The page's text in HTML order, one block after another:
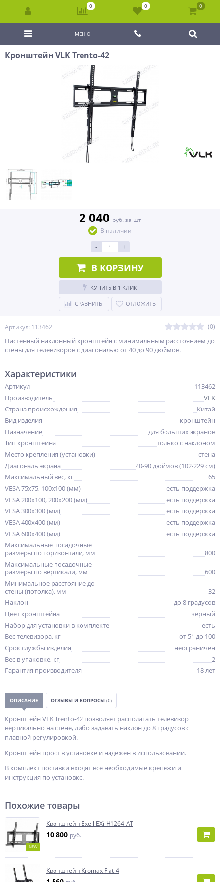
МЕНЮ
Кронштейн VLK Trento-42
Артикул: 113462 (0)
Настенный наклонный кронштейн с минимальным расстоянием до
стены для телевизоров с диагональю от 40 до 90 дюймов.
2 040 руб. за шт
В наличии
- +
В КОРЗИНУ
КУПИТЬ В 1 КЛИК
СРАВНИТЬ ОТЛОЖИТЬ
Характеристики
Артикул
113462
Производитель
VLK
Страна происхождения
Китай
Вид изделия
кронштейн
Назначение
для больших экранов
Тип кронштейна
только с наклоном
Место крепления (установки)
стена
Диагональ экрана
40-90 дюймов (102-229 см)
Максимальный вес, кг
65
VESA 75x75, 100x100 (мм)
есть поддержка
VESA 200x100, 200x200 (мм)
есть поддержка
VESA 300x300 (мм)
есть поддержка
VESA 400x400 (мм)
есть поддержка
VESA 600x400 (мм)
есть поддержка
Максимальные посадочные
размеры по горизонтали, мм
800
Максимальные посадочные
размеры по вертикали, мм
600
Минимальное расстояние до
стены (потолка), мм
32
Наклон
до 8 градусов
Цвет кронштейна
чёрный
Набор для установки в комплекте
есть
Вес телевизора, кг
от 51 до 100
Срок службы изделия
неограничен
Вес в упаковке, кг
2
Гарантия производителя
18 лет
ОПИСАНИЕ ОТЗЫВЫ И ВОПРОСЫ (0)
Кронштейн VLK Trento-42 позволяет располагать телевизор
вертикально на стене, либо задавать наклон до 8 градусов с
плавной регулировкой.
Кронштейн прост в установке и надёжен в использовании.
В комплект поставки входят все необходимые крепежи и
инструкция по установке.
Похожие товары
NEW
Кронштейн Exell EXi-H1264-AT
10 800 руб.
Кронштейн Kromax Flat-4
0 0 0